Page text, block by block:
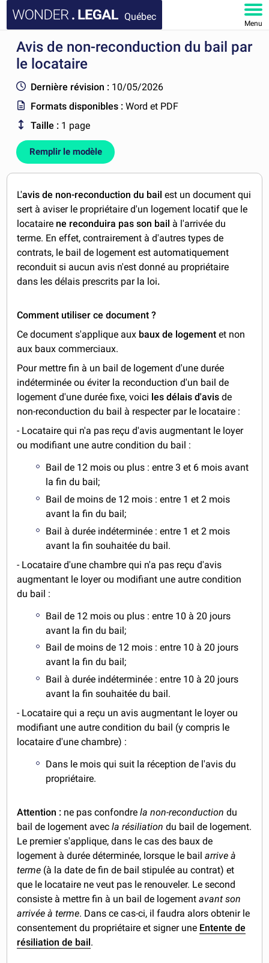
Québec
Menu
ACCUEIL
FAQ
MON COMPTE
Avis de non-reconduction du bail par
le locataire
Dernière révision : 10/05/2026
Formats disponibles :Word et PDF
Taille : 1 page
Remplir le modèle
L'avis de non-reconduction du bail est un document qui
sert à aviser le propriétaire d'un logement locatif que le
locataire ne reconduira pas son bail à l'arrivée du
terme. En effet, contrairement à d'autres types de
contrats, le bail de logement est automatiquement
reconduit si aucun avis n'est donné au propriétaire
dans les délais prescrits par la loi.
Comment utiliser ce document ?
Ce document s'applique aux baux de logement et non
aux baux commerciaux.
Pour mettre fin à un bail de logement d'une durée
indéterminée ou éviter la reconduction d'un bail de
logement d'une durée fixe, voici les délais d'avis de
non-reconduction du bail à respecter par le locataire :
- Locataire qui n'a pas reçu d'avis augmentant le loyer
ou modifiant une autre condition du bail :
Bail de 12 mois ou plus : entre 3 et 6 mois avant
la fin du bail;
Bail de moins de 12 mois : entre 1 et 2 mois
avant la fin du bail;
Bail à durée indéterminée : entre 1 et 2 mois
avant la fin souhaitée du bail.
- Locataire d'une chambre qui n'a pas reçu d'avis
augmentant le loyer ou modifiant une autre condition
du bail :
Bail de 12 mois ou plus : entre 10 à 20 jours
avant la fin du bail;
Bail de moins de 12 mois : entre 10 à 20 jours
avant la fin du bail;
Bail à durée indéterminée : entre 10 à 20 jours
avant la fin souhaitée du bail.
- Locataire qui a reçu un avis augmentant le loyer ou
modifiant une autre condition du bail (y compris le
locataire d'une chambre) :
Dans le mois qui suit la réception de l'avis du
propriétaire.
Attention : ne pas confondrela non-reconduction du
bail de logement avecla résiliation du bail de logement.
Le premier s'applique, dans le cas des baux de
logement à durée déterminée, lorsque le bailarrive à
terme (à la date de fin de bail stipulée au contrat) et
que le locataire ne veut pas le renouveler. Le second
consiste à mettre fin à un bail de logementavant son
arrivée à terme. Dans ce cas-ci, il faudra alors obtenir le
consentement du propriétaire et signer une Entente de
résiliation de bail.